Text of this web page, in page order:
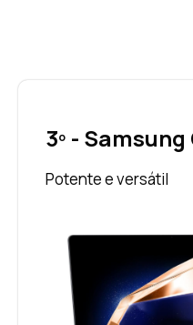
3º -
Potente e versátil